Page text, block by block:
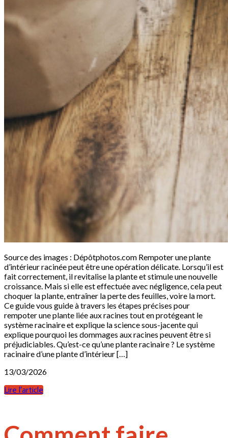
Source des images : Dépôtphotos.com Rempoter une plante
d’intérieur racinée peut être une opération délicate. Lorsqu’il est
fait correctement, il revitalise la plante et stimule une nouvelle
croissance. Mais si elle est effectuée avec négligence, cela peut
choquer la plante, entraîner la perte des feuilles, voire la mort.
Ce guide vous guide à travers les étapes précises pour
rempoter une plante liée aux racines tout en protégeant le
système racinaire et explique la science sous-jacente qui
explique pourquoi les dommages aux racines peuvent être si
préjudiciables. Qu’est-ce qu’une plante racinaire ? Le système
racinaire d’une plante d’intérieur […]
13/03/2026
Lire l'article